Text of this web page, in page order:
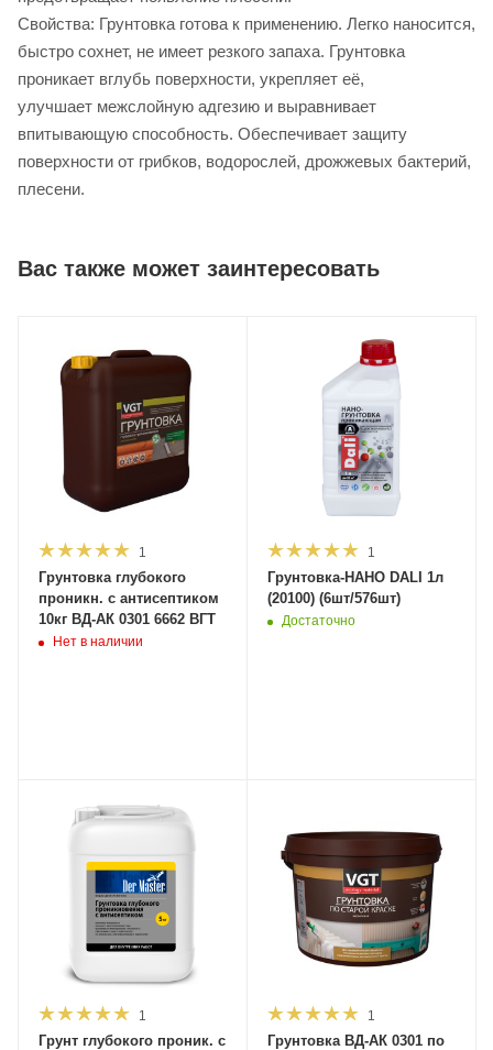
Свойства: Грунтовка готова к применению. Легко наносится,
быстро сохнет, не имеет резкого запаха. Грунтовка
проникает вглубь поверхности, укрепляет её,
улучшает межслойную адгезию и выравнивает
впитывающую способность. Обеспечивает защиту
поверхности от грибков, водорослей, дрожжевых бактерий,
плесени.
Вас также может заинтересовать
1
Грунтовка глубокого
проникн. с антисептиком
10кг ВД-АК 0301 6662 ВГТ
Нет в наличии
1
Грунтовка-НАНО DALI 1л
(20100) (6шт/576шт)
Достаточно
1
Грунт глубокого проник. с
1
Грунтовка ВД-АК 0301 по